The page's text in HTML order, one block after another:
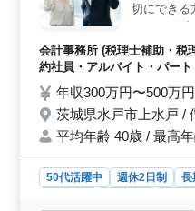
す。 ＜男女共に活躍す
う比率で、男女共に活躍
きやすい環境づくりにも
活躍する職場です。
切にできる
入力業務
問/監査業
ている方、
◯即戦力求
経験豊富な
い！
会計事務所 (税理士補助・税
約社員・アルバイト・パート
年収300万円〜500万
茨城県水戸市上水戸 /
平均年齢 40歳 / 最高
50代活躍中 週休2日制 長